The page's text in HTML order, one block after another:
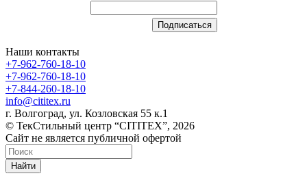
Наши контакты
+7-962-760-18-10
+7-962-760-18-10
+7-844-260-18-10
info@cititex.ru
г. Волгоград, ул. Козловская 55 к.1
© ТекСтильный центр “CITITEX”, 2026
Сайт не является публичной офертой
Найти